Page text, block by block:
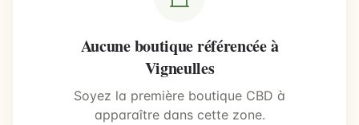
Aucune boutique référencée à
Vigneulles
Soyez la première boutique CBD à
apparaître dans cette zone.